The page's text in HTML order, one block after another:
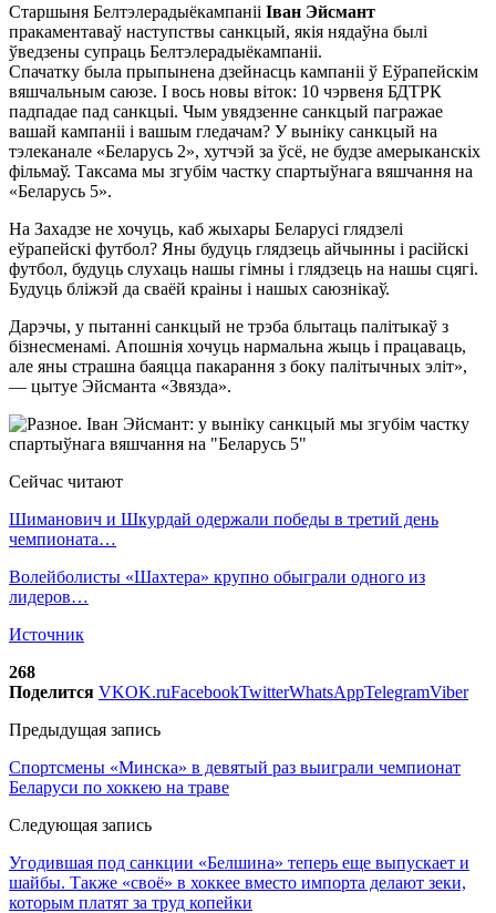
Старшыня Белтэлерадыёкампаніi Іван Эйсмант
пракаментаваў наступствы санкцый, якія нядаўна былі
ўведзены супраць Белтэлерадыёкампаніі.
Спачатку была прыпынена дзейнасць кампаніі ў Еўрапейскім
вяшчальным саюзе. І вось новы віток: 10 чэрвеня БДТРК
падпадае пад санкцыі. Чым увядзенне санкцый пагражае
вашай кампаніі і вашым гледачам? У выніку санкцый на
тэлеканале «Беларусь 2», хутчэй за ўсё, не будзе амерыканскіх
фільмаў. Таксама мы згубім частку спартыўнага вяшчання на
«Беларусь 5».
На Захадзе не хочуць, каб жыхары Беларусі глядзелі
еўрапейскі футбол? Яны будуць глядзець айчынны і расійскі
футбол, будуць слухаць нашы гімны і глядзець на нашы сцягі.
Будуць бліжэй да сваёй краіны і нашых саюзнікаў.
Дарэчы, у пытанні санкцый не трэба блытаць палітыкаў з
бізнесменамі. Апошнія хочуць нармальна жыць і працаваць,
але яны страшна баяцца пакарання з боку палітычных эліт»,
— цытуе Эйсманта «Звязда».
Сейчас читают
Шиманович и Шкурдай одержали победы в третий день
чемпионата…
Волейболисты «Шахтера» крупно обыграли одного из
лидеров…
Источник
268
Поделится VKOK.ruFacebookTwitterWhatsAppTelegramViber
Предыдущая запись
Спортсмены «Минска» в девятый раз выиграли чемпионат
Беларуси по хоккею на траве
Следующая запись
Угодившая под санкции «Белшина» теперь еще выпускает и
шайбы. Также «своё» в хоккее вместо импорта делают зеки,
которым платят за труд копейки